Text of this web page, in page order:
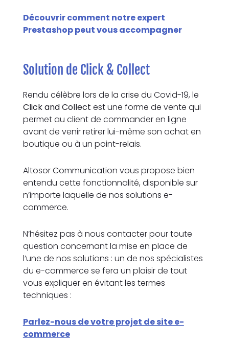
Découvrir comment notre expert
Prestashop peut vous accompagner
Solution de Click & Collect
Rendu célèbre lors de la crise du Covid-19, le
Click and Collect est une forme de vente qui
permet au client de commander en ligne
avant de venir retirer lui-même son achat en
boutique ou à un point-relais.
Altosor Communication vous propose bien
entendu cette fonctionnalité, disponible sur
n’importe laquelle de nos solutions e-
commerce.
N’hésitez pas à nous contacter pour toute
question concernant la mise en place de
l’une de nos solutions : un de nos spécialistes
du e-commerce se fera un plaisir de tout
vous expliquer en évitant les termes
techniques :
Parlez-nous de votre projet de site e-
commerce